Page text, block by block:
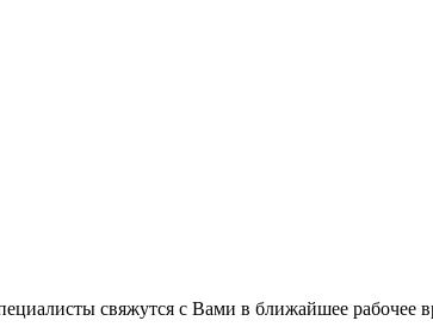
свяжутся с Вами в ближайшее рабочее